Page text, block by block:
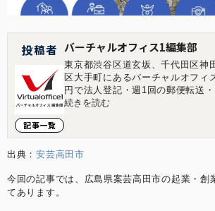
投稿者
記事一覧
バーチャルオフィス1編集部
東京都渋谷区道玄坂、千代田区神
区大手町にあるバーチャルオフィ
円で法人登記・週1回の郵便転送
ができる起業家やフリーランスの
ビル8B バーチャルオフィス1神保
広島店 広島県広島市中区大手町
続きを読む
出典：安芸高田市
今回の記事では、広島県案芸高田市の起業・創
てあります。